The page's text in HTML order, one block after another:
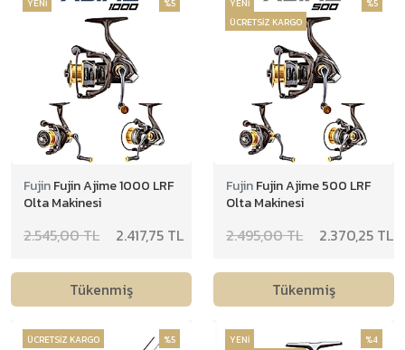
YENİ %5
FujinFujin Ajime 1000 LRF
Olta Makinesi
2.545,00 TL 2.417,75 TL
Tükenmiş
YENİ
ÜCRETSİZ KARGO
%5
FujinFujin Ajime 500 LRF
Olta Makinesi
2.495,00 TL 2.370,25 TL
Tükenmiş
ÜCRETSİZ KARGO %5
YENİ
%4
İstavrit Takımları
Kalamar Takımları
Sinarit Takımları